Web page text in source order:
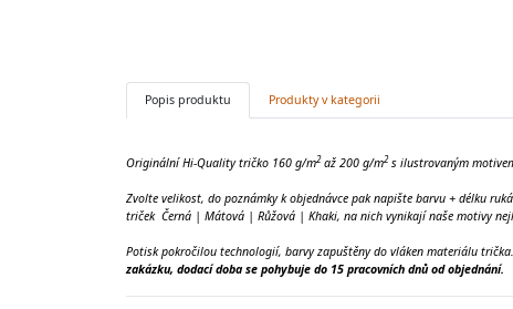
Popis produktu Produkty v kategorii
Originální Hi-Quality tričko 160 g/m2 až 200 g/m2 s ilustrovaným
Zvolte velikost, do poznámky k objednávce pak napište barvu + délku
triček Černá | Mátová | Růžová | Khaki, na nich vynikají naše motivy
Potisk pokročilou technologií, barvy zapuštěny do vláken materiálu trička.
zakázku, dodací doba se pohybuje do 15 pracovních dnů od objednání.